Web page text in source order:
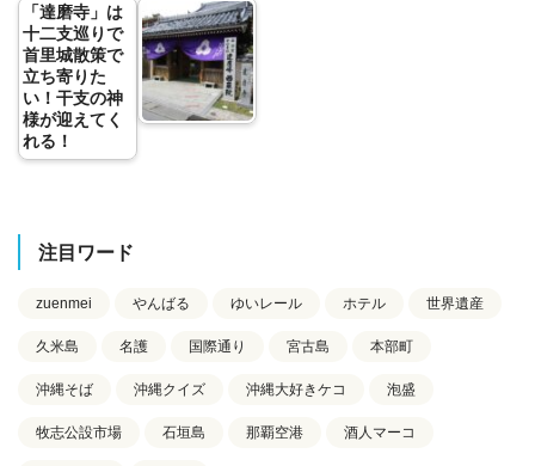
「達磨寺」は
十二支巡りで
首里城散策で
立ち寄りた
い！干支の神
様が迎えてく
れる！
注目ワード
zuenmei やんばる ゆいレール ホテル 世界遺産
久米島 名護 国際通り 宮古島 本部町
沖縄そば 沖縄クイズ 沖縄大好きケコ 泡盛
牧志公設市場 石垣島 那覇空港 酒人マーコ